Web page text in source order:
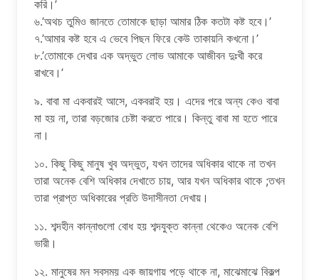
করি।’
৬.’অথচ তুমিও জানতে তোমাকে ছাড়া আমার ঠিক কতটা কষ্ট হবে।’
৭.’আমার কষ্ট হবে এ ভেবে পিছন ফিরে কেউ তাকায়নি কখনো।’
৮.’তোমাকে দেখার এক অদ্ভুত লোভ আমাকে আজীবন দুঃখী করে
রাখবে।’
৯. বাবা মা একবারই আসে, একবরাই হয়। এদের পরে অন্য কেও বাবা
মা হয় না, তারা বড়জোর চেষ্টা করতে পারে। কিন্তু বাবা মা হতে পারে
না।
১০. কিছু কিছু মানুষ খুব অদ্ভুত, যখন তাদের অধিকার থাকে না তখন
তারা অনেক বেশি অধিকার দেখাতে চায়, আর যখন অধিকার থাকে ;তখন
তারা প্রাপ্ত অধিকারের প্রতি উদাসীনতা দেখায়।
১১. শব্দহীন কান্নাগুলো বোধ হয় শব্দযুক্ত কান্না থেকেও অনেক বেশি
ভারী।
১২. মানুষের মন সবসময় এক জায়গায় পড়ে থাকে না, মাঝেমাঝে বিকল্প